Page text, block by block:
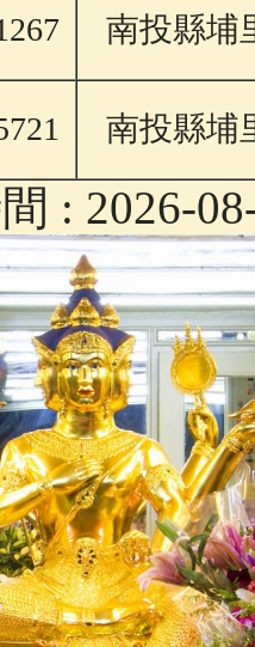
南投縣埔
南投縣埔
: 2026-